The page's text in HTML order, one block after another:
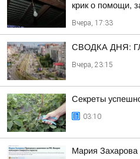
крик о помощи,
Вчера, 17:33
СВОДКА ДНЯ:
Вчера, 23:15
Секреты
03:10
Мария Захарова